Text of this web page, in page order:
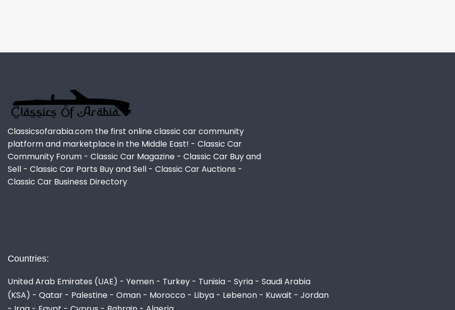
Classicsofarabia.com the first online classic car community
platform and marketplace in the Middle East! - Classic Car
Community Forum - Classic Car Magazine - Classic Car Buy and
Sell - Classic Car Parts Buy and Sell - Classic Car Auctions -
Classic Car Business Directory
Countries:
United Arab Emirates (UAE) - Yemen - Turkey - Tunisia - Syria - Saudi Arabia
(KSA) - Qatar - Palestine - Oman - Morocco - Libya - Lebenon - Kuwait - Jordan